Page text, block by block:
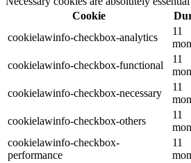
Cookie
cookielawinfo-checkbox-analytics
11
cookielawinfo-checkbox-functional
11
cookielawinfo-checkbox-necessary
11
cookielawinfo-checkbox-others
11
cookielawinfo-checkbox-
performance
11